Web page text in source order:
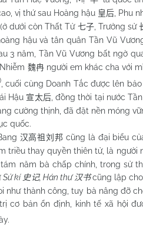
vị thứ sau Hoàng hậu 皇后 , Phu
dưới còn Thất Tử 七子, Trưởng sử
hậu và tân quân Tần Vũ
3 năm, Tần Vũ Vương bất ngờ
魏冉người em khác cha với
, cuối cùng Doanh Tắc được lên
Hậu 宣太后 , đồng thời tại nước
cường thịnh, đã đặt nền móng
quốc.
汉高祖刘邦 cũng là đại biểu
triều thay quyền thiên tử, là người
năm bà chấp chính, trong sử
Sử kí 史记, Hán thư 汉书 cũng lập cho
thành công, tuy bà nâng đỡ
cơ bản ổn định, kinh tế xã hội